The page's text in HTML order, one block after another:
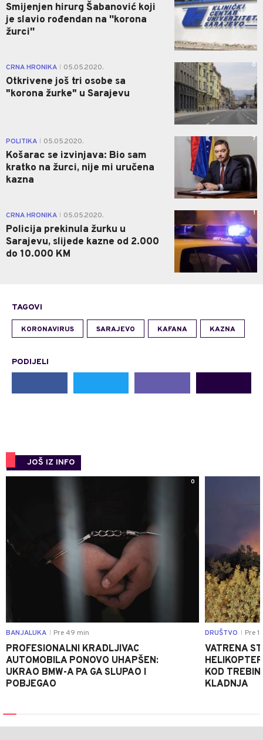
Smijenjen hirurg Šabanović koji
je slavio rođendan na ''korona
žurci''
CRNA HRONIKA 05.05.2020.
Otkrivene još tri osobe sa
"korona žurke" u Sarajevu
0
POLITIKA 05.05.2020.
Košarac se izvinjava: Bio sam
kratko na žurci, nije mi uručena
kazna
7
CRNA HRONIKA 05.05.2020.
Policija prekinula žurku u
Sarajevu, slijede kazne od 2.000
do 10.000 KM
1
TAGOVI
KORONAVIRUS SARAJEVO KAFANA KAZNA
PODIJELI
JOŠ IZ INFO
0
BANJALUKA Pre 49 min
PROFESIONALNI KRADLJIVAC
AUTOMOBILA PONOVO UHAPŠEN:
UKRAO BMW-A PA GA SLUPAO I
POBJEGAO
DRUŠTVO Pre 1
VATRENA
KOD
KLADNJA